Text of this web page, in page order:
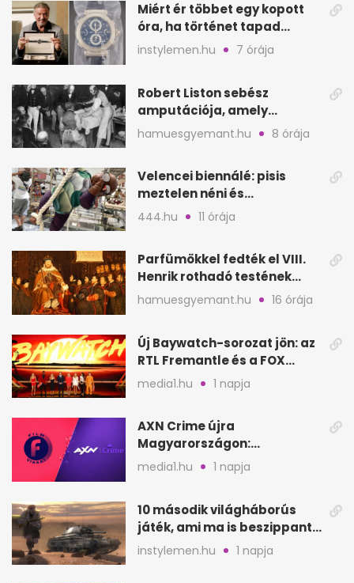
Miért ér többet egy kopott
óra, ha történet tapad
hozzá?
instylemen.hu 7 órája
Robert Liston sebész
amputációja, amely
állítólag három életet
követelt
hamuesgyemant.hu 8 órája
Velencei biennálé: pisis
meztelen néni és
kölcsönbabák, sirályok közt
444.hu 11 órája
Parfümökkel fedték el VIII.
Henrik rothadó testének
szagát
hamuesgyemant.hu 16 órája
Új Baywatch-sorozat jön: az
RTL Fremantle és a FOX
készíti
media1.hu 1 napja
AXN Crime újra
Magyarországon:
szeptembertől a Viasat Film
media1.hu 1 napja
10 második világháborús
játék, ami ma is beszippant
a képernyő elé
instylemen.hu 1 napja